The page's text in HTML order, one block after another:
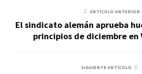
ARTÍCULO ANTERIOR
El sindicato alemán aprueba
principios de diciembre en
SIGUIENTE ARTÍCULO